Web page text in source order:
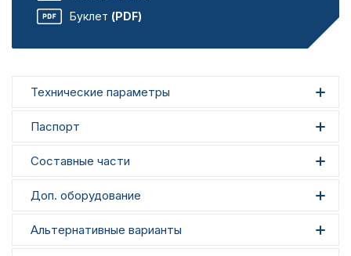
Буклет (PDF)
Технические параметры
Паспорт
Составные части
Доп. оборудование
Альтернативные варианты